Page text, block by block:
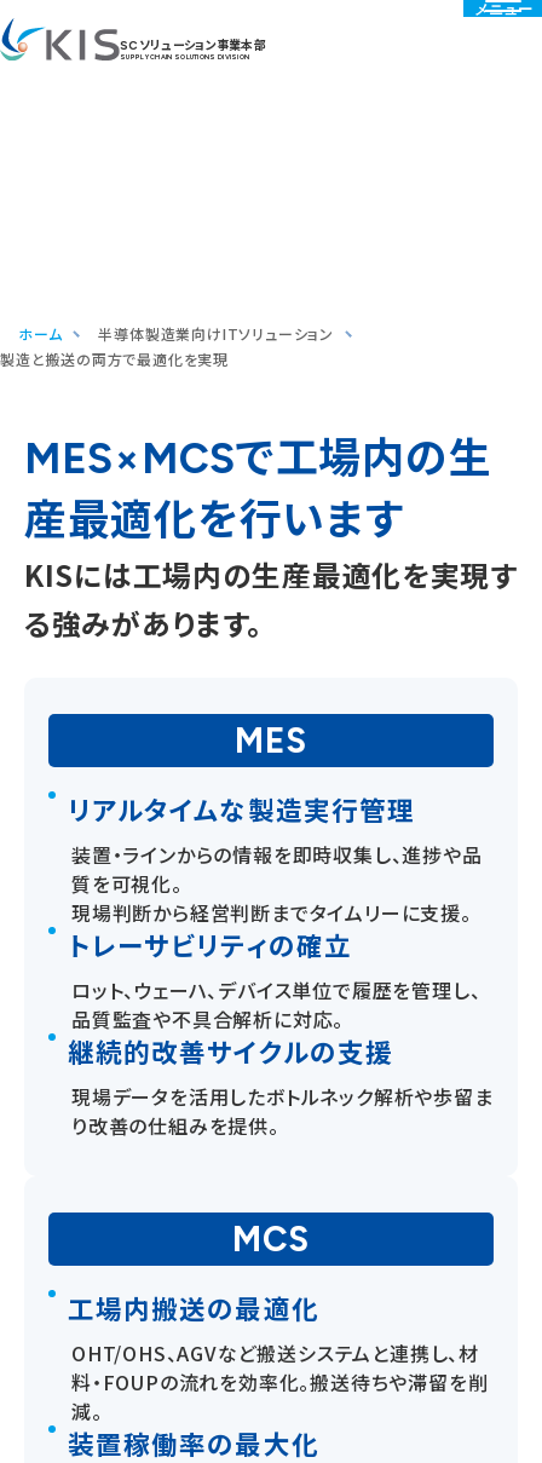
SCソリューション事業本部
SUPPLY CHAIN SOLUTIONS DIVISION
メニュー
ホーム
半導体製造業向けITソリューション
製造と搬送の両方で最適化を実現
MES×MCSで工場内の生
産最適化を行います
KISには工場内の生産最適化を実現す
る強みがあります。
MES
リアルタイムな製造実行管理
装置・ラインからの情報を即時収集し、進捗や品
質を可視化。
現場判断から経営判断までタイムリーに支援。
トレーサビリティの確立
ロット、ウェーハ、デバイス単位で履歴を管理し、
品質監査や不具合解析に対応。
継続的改善サイクルの支援
現場データを活用したボトルネック解析や歩留ま
り改善の仕組みを提供。
MCS
工場内搬送の最適化
OHT/OHS、AGVなど搬送システムと連携し、材
料・FOUPの流れを効率化。搬送待ちや滞留を削
減。
装置稼働率の最大化